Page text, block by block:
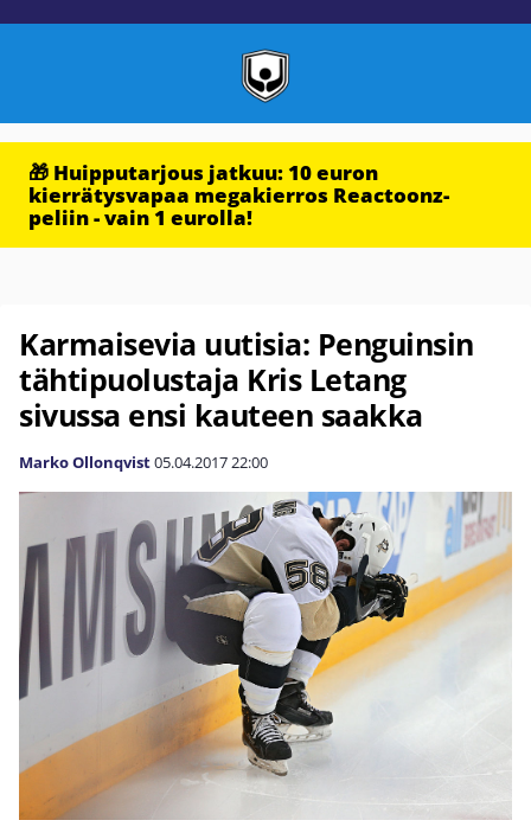
🎁 Huipputarjous jatkuu: 10 euron
kierrätysvapaa megakierros Reactoonz-
peliin - vain 1 eurolla!
Karmaisevia uutisia: Penguinsin
tähtipuolustaja Kris Letang
sivussa ensi kauteen saakka
Marko Ollonqvist05.04.201722:00